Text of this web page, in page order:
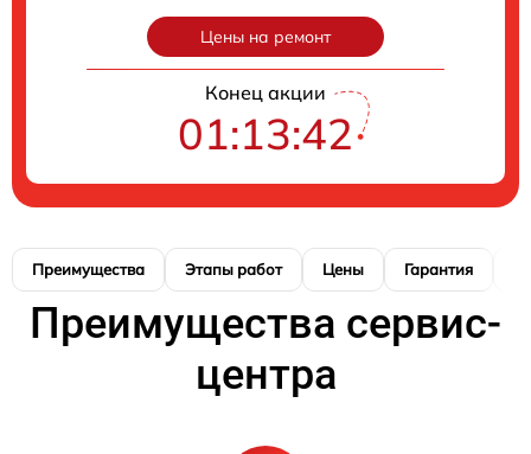
Цены на ремонт
Конец акции
01:13:41
Преимущества Этапы работ Цены Гарантия
Преимущества сервис-
центра